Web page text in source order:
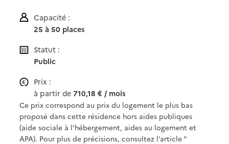
Capacité :
25 à 50 places
Statut :
Public
Prix :
à partir de710,18 € / mois
Ce prix correspond au prix du logement le plus bas
proposé dans cette résidence hors aides publiques
(aide sociale à l’hébergement, aides au logement et
APA). Pour plus de précisions, consultez l’article “